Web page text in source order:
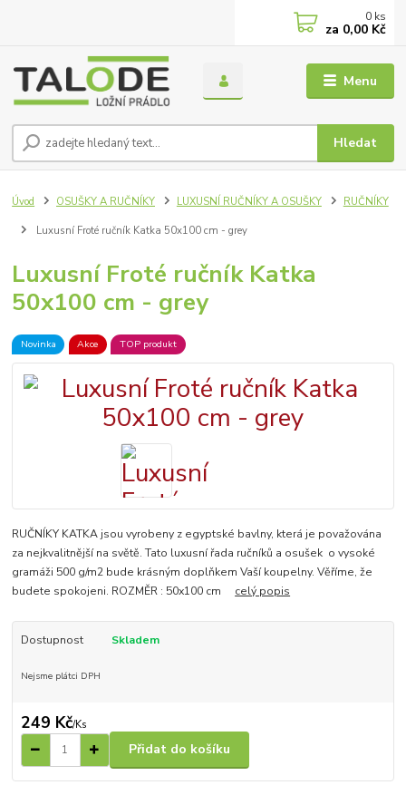
Menu
Hledat
0 ks
za 0,00 Kč
Úvod OSUŠKY A RUČNÍKY LUXUSNÍ RUČNÍKY A OSUŠKY RUČNÍKY
Luxusní Froté ručník Katka 50x100 cm - grey
Luxusní Froté ručník Katka
50x100 cm - grey
Novinka Akce TOP produkt
RUČNÍKY KATKA jsou vyrobeny z egyptské bavlny, která je považována
za nejkvalitnější na světě. Tato luxusní řada ručníků a osušek o vysoké
gramáži 500 g/m2 bude krásným doplňkem Vaší koupelny. Věříme, že
budete spokojeni. ROZMĚR : 50x100 cm celý popis
Dostupnost Skladem
Nejsme plátci DPH
249 Kč/Ks
Přidat do košíku